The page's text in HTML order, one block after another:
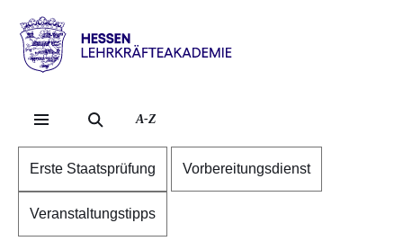
Direkt zum Kopf der
Direkt zum Inhalt
Direkt zum Fuß der
Hessen
Lehrkräfteakademie
A-Z
Erste Staatsprüfung Vorbereitungsdienst
Veranstaltungstipps